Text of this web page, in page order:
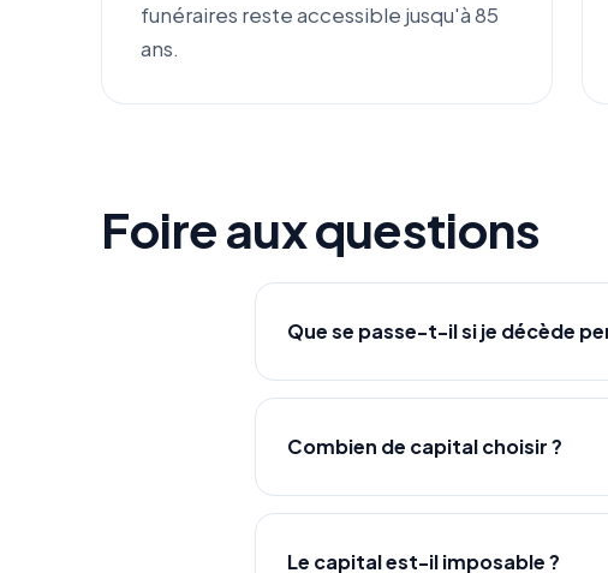
funéraires reste accessible jusqu'à 85
ans.
Foire aux questions
Que se passe-t-il si je décède
Combien de capital choisir ?
Le capital est-il imposable ?